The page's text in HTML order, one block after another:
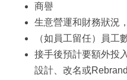
商譽
生意營運和財務狀況
（如員工留任）員工
接手後預計要額外投
設計、改名或